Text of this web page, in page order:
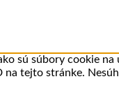
sú súbory cookie
tejto stránke.